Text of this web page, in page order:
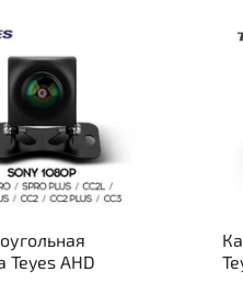
Teyes AHD